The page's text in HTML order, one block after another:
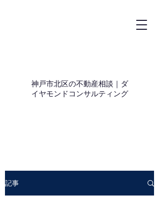
神戸市北区の不動産相談｜ダ
イヤモンドコンサルティング
記事